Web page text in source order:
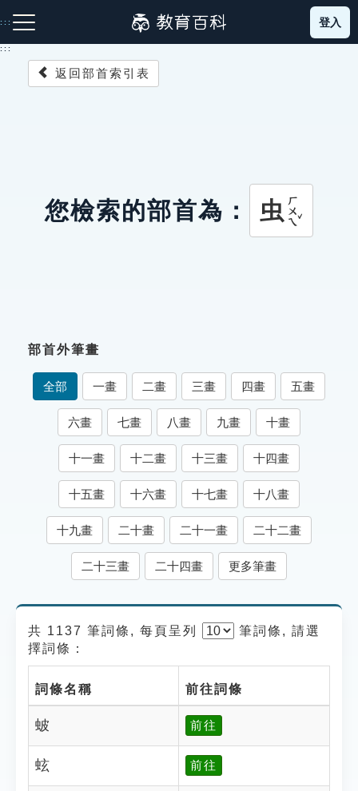
到
主
:::
索引選單
知識索引
單字索引
生命大百科索引
遊戲專區
教學應用
登入
:::
返回部首索引表
您檢索的部首為： 虫 ㄏㄨㄟˇ
部首外筆畫
全部 一畫 二畫 三畫 四畫 五畫
六畫 七畫 八畫 九畫 十畫
十一畫 十二畫 十三畫 十四畫
十五畫 十六畫 十七畫 十八畫
十九畫 二十畫 二十一畫 二十二畫
二十三畫 二十四畫 更多筆畫
共 1137 筆詞條, 每頁呈列 筆詞條, 請選
擇詞條：
詞條名稱 前往詞條
蚾 前往
蚿 前往